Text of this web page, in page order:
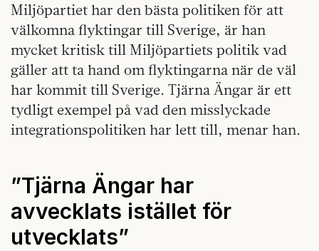
Miljöpartiet har den bästa politiken för att
välkomna flyktingar till Sverige, är han
mycket kritisk till Miljöpartiets politik vad
gäller att ta hand om flyktingarna när de väl
har kommit till Sverige. Tjärna Ängar är ett
tydligt exempel på vad den misslyckade
integrationspolitiken har lett till, menar han.
”Tjärna Ängar har
avvecklats istället för
utvecklats”